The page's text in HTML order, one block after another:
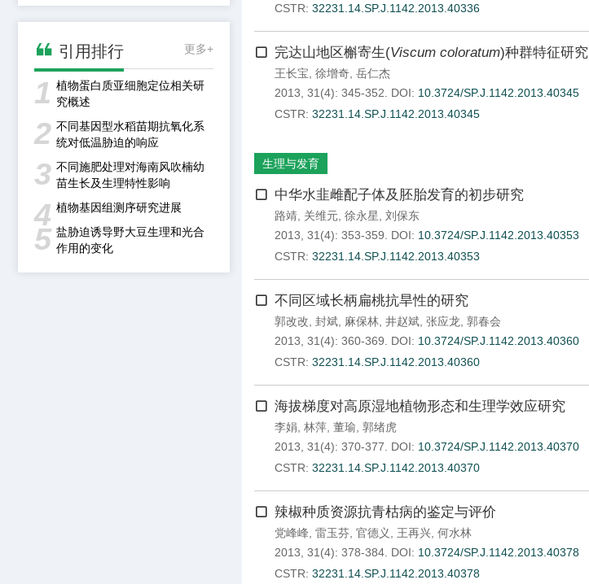
 引用排行 更多+
1 植物蛋白质亚细胞定位相关研
究概述
2 不同基因型水稻苗期抗氧化系
统对低温胁迫的响应
3 不同施肥处理对海南风吹楠幼
苗生长及生理特性影响
4 植物基因组测序研究进展
5 盐胁迫诱导野大豆生理和光合
作用的变化
CSTR: 32231.14.SP.J.1142.2013.40336
完达山地区槲寄生(Viscum coloratum)种群特征研究
王长宝 徐增奇 岳仁杰
2013, 31(4): 345-352.
DOI: 10.3724/SP.J.1142.2013.40345
CSTR: 32231.14.SP.J.1142.2013.40345
生理与发育
中华水韭雌配子体及胚胎发育的初步研究
路靖 关维元 徐永星 刘保东
2013, 31(4): 353-359.
DOI: 10.3724/SP.J.1142.2013.40353
CSTR: 32231.14.SP.J.1142.2013.40353
不同区域长柄扁桃抗旱性的研究
郭改改 封斌 麻保林 井赵斌 张应龙 郭春会
2013, 31(4): 360-369.
DOI: 10.3724/SP.J.1142.2013.40360
CSTR: 32231.14.SP.J.1142.2013.40360
海拔梯度对高原湿地植物形态和生理学效应研究
李娟 林萍 董瑜 郭绪虎
2013, 31(4): 370-377.
DOI: 10.3724/SP.J.1142.2013.40370
CSTR: 32231.14.SP.J.1142.2013.40370
辣椒种质资源抗青枯病的鉴定与评价
党峰峰 雷玉芬 官德义 王再兴 何水林
2013, 31(4): 378-384. DOI: 10.3724/SP.J.1142.2013.40378
CSTR: 32231.14.SP.J.1142.2013.40378